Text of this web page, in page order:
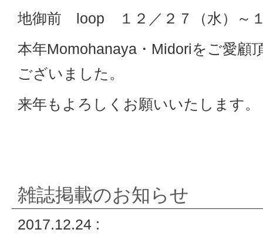
地御前 loop １２／２７（水）～
本年Momohanaya・Midoriをご愛顧
ございました。
来年もよろしくお願いいたします。
雑誌掲載のお知らせ
2017.12.24 :